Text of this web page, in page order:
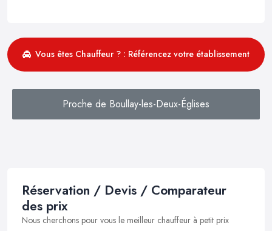
Vous êtes Chauffeur ? : Référencez votre établissement
Proche de Boullay-les-Deux-Églises
Réservation / Devis / Comparateur
des prix
Nous cherchons pour vous le meilleur chauffeur à petit prix